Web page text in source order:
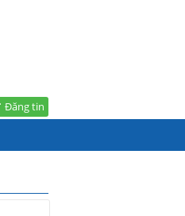
Đăng tin